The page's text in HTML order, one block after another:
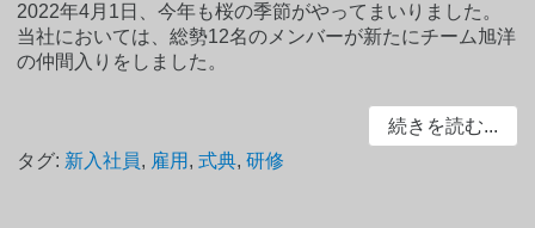
2022年4月1日、今年も桜の季節がやってまいりました。
当社においては、総勢12名のメンバーが新たにチーム旭洋
の仲間入りをしました。
続きを読む...
タグ: 新入社員, 雇用 ,式典,研修